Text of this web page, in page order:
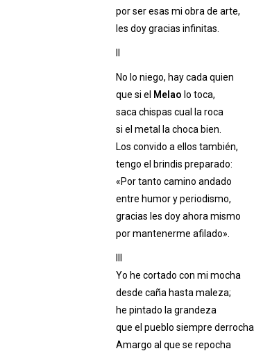
por ser esas mi obra de arte,
les doy gracias infinitas.
No lo niego, hay cada quien
que si el Melao lo toca,
saca chispas cual la roca
si el metal la choca bien.
Los convido a ellos también,
tengo el brindis preparado:
«Por tanto camino andado
entre humor y periodismo,
gracias les doy ahora mismo
por mantenerme afilado».
Yo he cortado con mi mocha
desde caña hasta maleza;
he pintado la grandeza
que el pueblo siempre derrocha.
Amargo al que se repocha